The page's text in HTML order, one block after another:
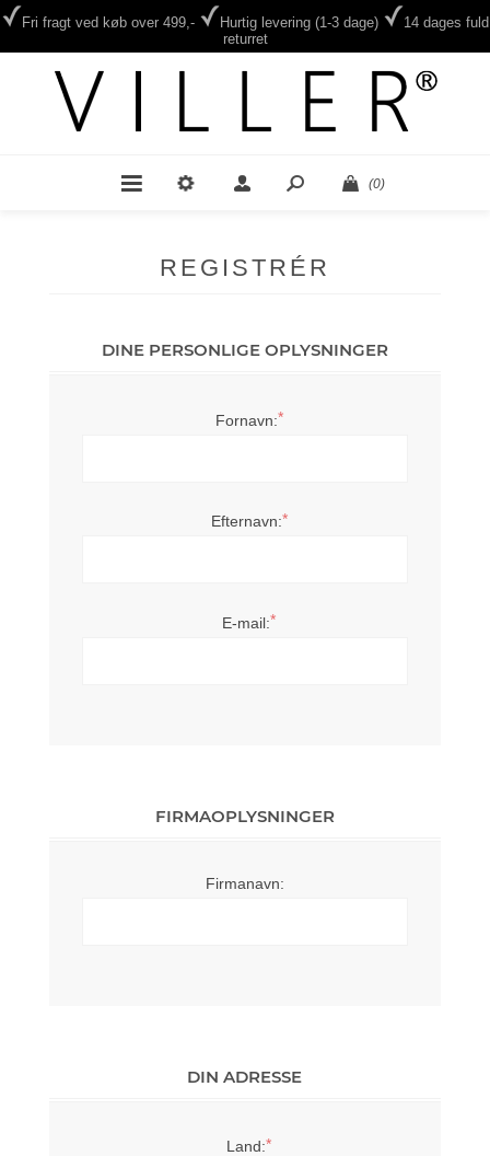
Fri fragt ved køb over 499,- Hurtig levering (1-3 dage)
14 dages fuld
returret
(0)
REGISTRÉR
DINE PERSONLIGE OPLYSNINGER
Fornavn:*
Efternavn:*
E-mail:*
FIRMAOPLYSNINGER
Firmanavn:
DIN ADRESSE
Land:*